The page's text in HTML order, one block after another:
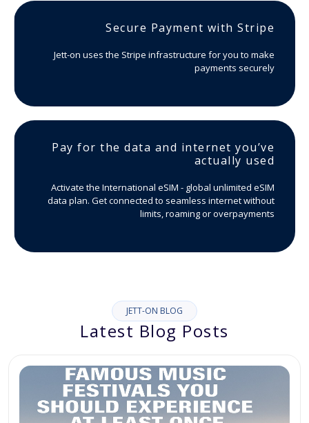
Secure Payment with Stripe
Jett-on uses the Stripe infrastructure for you to make
payments securely
Pay for the data and internet you’ve
actually used
Activate the International eSIM - global unlimited eSIM
data plan. Get connected to seamless internet without
limits, roaming or overpayments
JETT-ON BLOG
Latest Blog Posts